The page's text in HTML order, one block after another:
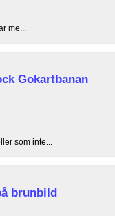
me...
Gokartbanan
som inte...
brunbild